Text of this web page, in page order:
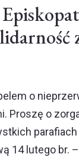
o
Proszę o
14 lutego br.